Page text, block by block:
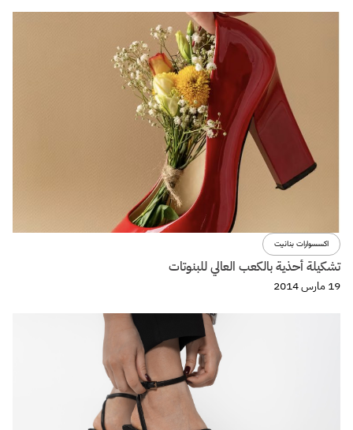
اكسسوارات بنانيت
تشكيلة أحذية بالكعب العالي للبنوتات
19 مارس 2014